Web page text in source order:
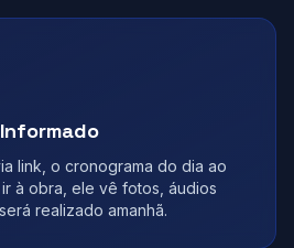
link, o cronograma do dia ao
à obra, ele vê fotos, áudios
realizado amanhã.